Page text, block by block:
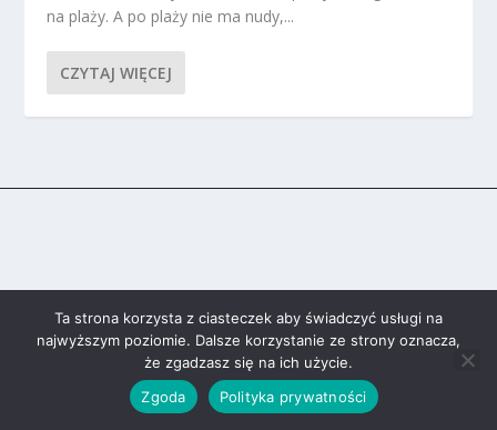
na plaży. A po plaży nie ma nudy,...
CZYTAJ WIĘCEJ
Ta strona korzysta z ciasteczek aby świadczyć usługi na
najwyższym poziomie. Dalsze korzystanie ze strony oznacza,
że zgadzasz się na ich użycie.
Zgoda
Polityka prywatności